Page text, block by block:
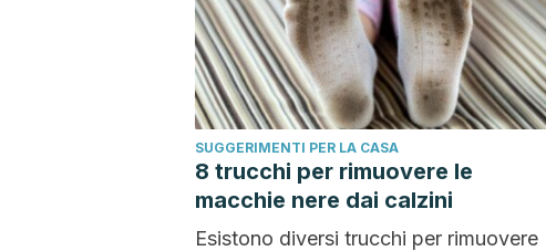
SUGGERIMENTI PER LA CASA
8 trucchi per rimuovere le
macchie nere dai calzini
Esistono diversi trucchi per rimuovere